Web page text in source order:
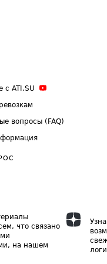
с ATI.SU
вопросы (FAQ)
что связано
на нашем